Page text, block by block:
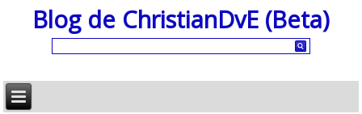
Blog de ChristianDvE (Beta)